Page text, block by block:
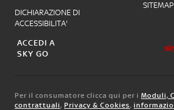
DICHIARAZIONE DI
ACCESSIBILITA'
SITEMAP
ACCEDI A
SKY GO
Per il consumatore clicca qui per i Moduli,
contrattuali, Privacy & Cookies,